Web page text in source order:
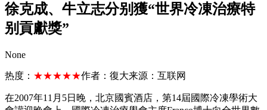
徐克成、牛立志分别獲“世界冷凍治療特
别貢獻獎”
None
热度： ★★★★★作者： 復大来源： 互联网
在2007年11月5日晚，北京國賓酒店，第14屆國際冷凍學術大